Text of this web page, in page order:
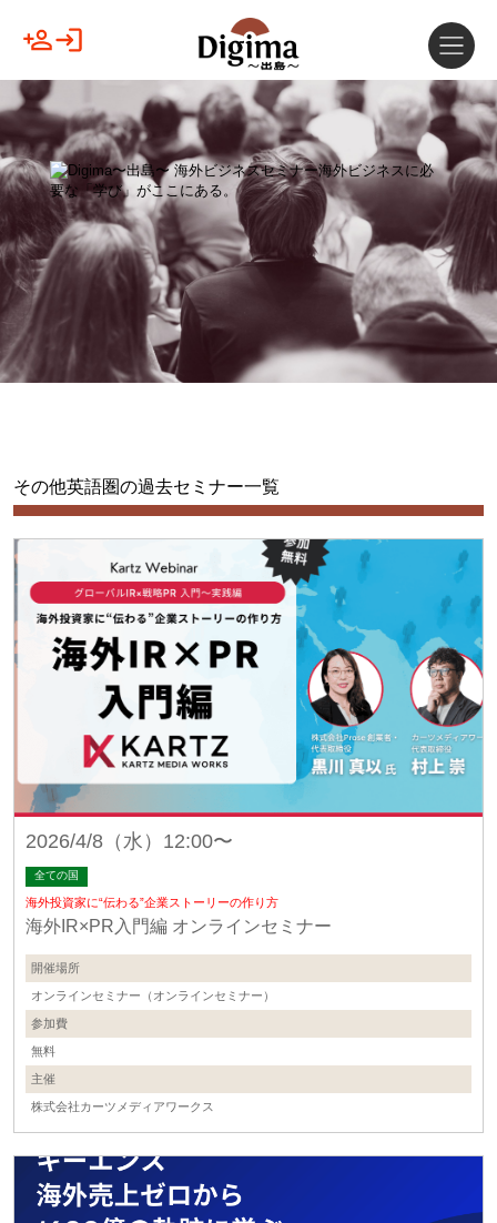
その他英語圏の過去セミナー一覧
2026/4/8（水）12:00〜
全ての国
海外投資家に“伝わる”企業ストーリーの作り方
海外IR×PR入門編 オンラインセミナー
開催場所
オンラインセミナー（オンラインセミナー）
参加費
無料
主催
株式会社カーツメディアワークス